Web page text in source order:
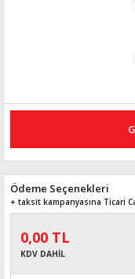
Ödeme Seçenekleri
+ taksit kampanyasına Ticari
0,00 TL
KDV DAHİL